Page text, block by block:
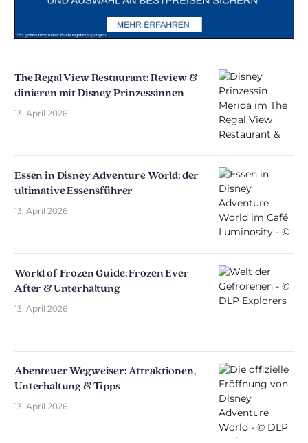
The Regal View Restaurant: Review &
dinieren mit Disney Prinzessinnen
13. April 2026
Essen in Disney Adventure World: der
ultimative Essensführer
13. April 2026
World of Frozen Guide: Frozen Ever
After & Unterhaltung
13. April 2026
Abenteuer Wegweiser: Attraktionen,
Unterhaltung & Tipps
13. April 2026